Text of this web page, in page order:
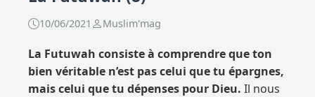
10/06/2021 Muslim'mag
La Futuwah consiste à comprendre que ton
bien véritable n’est pas celui que tu épargnes,
mais celui que tu dépenses pour Dieu. Il nous